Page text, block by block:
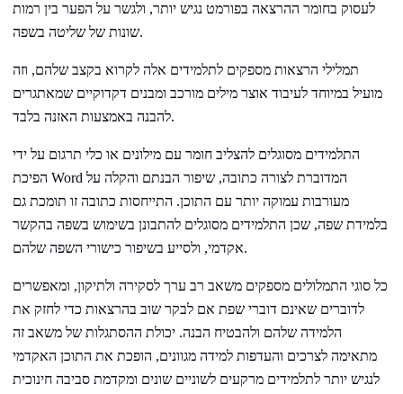
לעסוק בחומר ההרצאה בפורמט נגיש יותר, ולגשר על הפער בין רמות
שונות של שליטה בשפה.
תמלילי הרצאות מספקים לתלמידים אלה לקרוא בקצב שלהם, וזה
מועיל במיוחד לעיבוד אוצר מילים מורכב ומבנים דקדוקיים שמאתגרים
להבנה באמצעות האזנה בלבד.
התלמידים מסוגלים להצליב חומר עם מילונים או כלי תרגום על ידי
הפיכת Word המדוברת לצורה כתובה, שיפור הבנתם והקלה על
מעורבות עמוקה יותר עם התוכן. התייחסות כתובה זו תומכת גם
בלמידת שפה, שכן התלמידים מסוגלים להתבונן בשימוש בשפה בהקשר
אקדמי, ולסייע בשיפור כישורי השפה שלהם.
כל סוגי התמלולים מספקים משאב רב ערך לסקירה ולתיקון, ומאפשרים
לדוברים שאינם דוברי שפת אם לבקר שוב בהרצאות כדי לחזק את
הלמידה שלהם ולהבטיח הבנה. יכולת ההסתגלות של משאב זה
מתאימה לצרכים והעדפות למידה מגוונים, הופכת את התוכן האקדמי
לנגיש יותר לתלמידים מרקעים לשוניים שונים ומקדמת סביבה חינוכית